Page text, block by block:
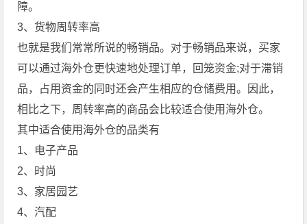
障。
3、货物周转率高
也就是我们常常所说的畅销品。对于畅销品来说，买家
可以通过海外仓更快速地处理订单，回笼资金;对于滞销
品，占用资金的同时还会产生相应的仓储费用。因此，
相比之下，周转率高的商品会比较适合使用海外仓。
其中适合使用海外仓的品类有
1、电子产品
2、时尚
3、家居园艺
4、汽配